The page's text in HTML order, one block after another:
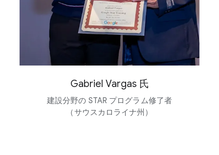
Gabriel Vargas 氏
建設分野の STAR プログラム修了者​
（サウスカロライナ州）